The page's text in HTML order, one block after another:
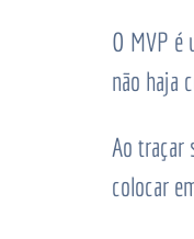
O MVP é
não haja
Ao traçar
colocar